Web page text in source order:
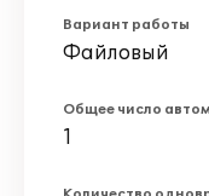
Вариант работы
Файловый
Общее число
1